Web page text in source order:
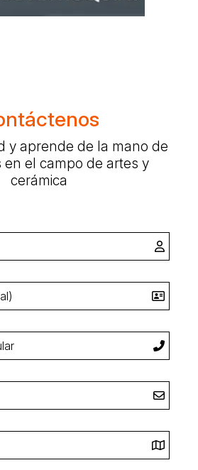
y aprende de la mano de
en el campo de artes y
cerámica